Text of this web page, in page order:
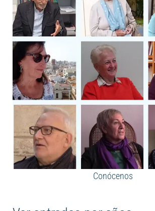
Conócenos